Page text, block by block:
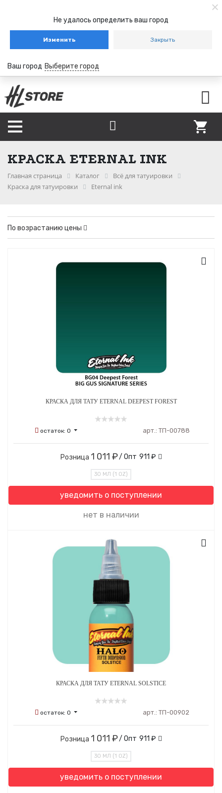
Не удалось определить ваш город
Изменить Закрыть
Ваш город Выберите город
КРАСКА ETERNAL INK
Главная страница Каталог
Всё для татуировки
Краска для татуировки
Eternal ink
По возрастанию цены
КРАСКА ДЛЯ ТАТУ ETERNAL DEEPEST FOREST
остаток: 0 арт.: ТП-00788
Розница 1 011 ₽/ Опт 911 ₽
30 МЛ (1 OZ)
уведомить о поступлении
нет в наличии
КРАСКА ДЛЯ ТАТУ ETERNAL SOLSTICE
остаток: 0 арт.: ТП-00902
Розница 1 011 ₽/ Опт 911 ₽
30 МЛ (1 OZ)
уведомить о поступлении